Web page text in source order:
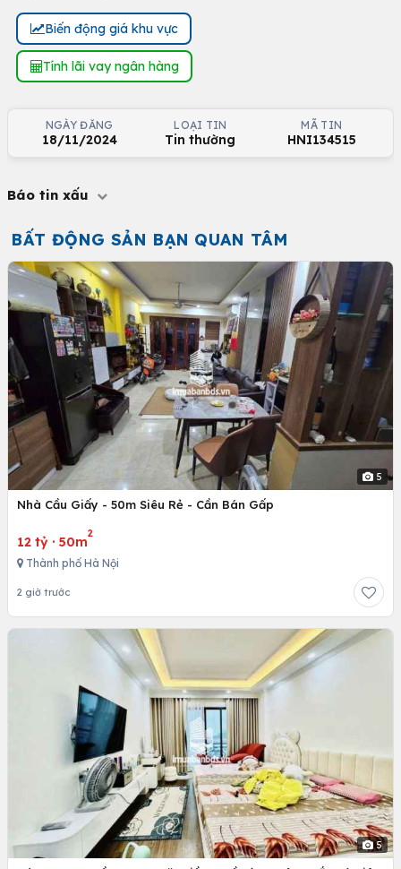
Biến động giá khu vực
Tính lãi vay ngân hàng
NGÀY ĐĂNG
18/11/2024
LOẠI TIN
Tin thường
MÃ TIN
HNI134515
Báo tin xấu
BẤT ĐỘNG SẢN BẠN QUAN TÂM
5
Nhà Cầu Giấy - 50m Siêu Rẻ - Cần Bán Gấp
12 tỷ · 50m
2
Thành phố Hà Nội
2 giờ trước
5